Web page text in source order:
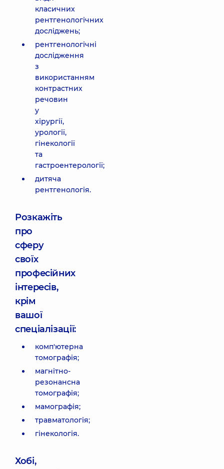
класичних
рентгенологічних
досліджень;
рентгенологічні
дослідження
з
використанням
контрастних
речовин
у
хірургії,
урології,
гінекології
та
гастроентерології;
дитяча
рентгенологія.
Розкажіть
про
сферу
своїх
професійних
інтересів,
крім
вашої
спеціалізації:
комп'ютерна
томографія;
магнітно-
резонансна
томографія;
мамографія;
травматологія;
гінекологія.
Хобі,